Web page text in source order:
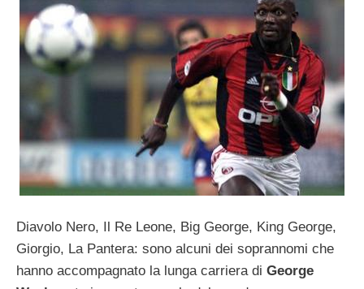
Diavolo Nero, Il Re Leone, Big George, King George,
Giorgio, La Pantera: sono alcuni dei soprannomi che
hanno accompagnato la lunga carriera di George